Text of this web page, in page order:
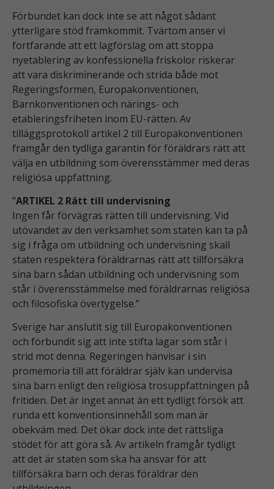
Förbundet kan dock inte se att något sådant
ytterligare stöd framkommit. Tvärtom anser vi
fortfarande att ett lagförslag om att stoppa
nyetablering av konfessionella friskolor riskerar
att vara diskriminerande och strida både mot
Regeringsformen, Europakonventionen,
Barnkonventionen och närings- och
etableringsfriheten inom EU-rätten. Av
tilläggsprotokoll artikel 2 till Europakonventionen
framgår den tydliga garantin för föräldrars rätt att
välja en utbildning som överensstämmer med deras
religiösa uppfattning.
”ARTIKEL 2 Rätt till undervisning
Ingen får förvägras rätten till undervisning. Vid
utövandet av den verksamhet som staten kan ta på
sig i fråga om utbildning och undervisning skall
staten respektera föräldrarnas rätt att tillförsäkra
sina barn sådan utbildning och undervisning som
står i överensstämmelse med föräldrarnas religiösa
och filosofiska övertygelse.”
Sverige har anslutit sig till Europakonventionen
och förbundit sig att inte stifta lagar som står i
strid mot denna. Regeringen hänvisar i sin
promemoria till att föräldrar själv kan undervisa
sina barn enligt den religiösa trosuppfattningen på
fritiden. Det är inget annat än ett tydligt försök att
runda ett konventionsinnehåll som man är
obekväm med. Det ökar dock inte det rättsliga
stödet för att göra så. Av artikeln framgår tydligt
att det är staten som ska ha ansvar för att
tillförsäkra barn och deras föräldrar den